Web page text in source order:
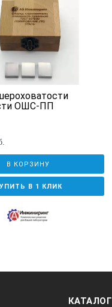
ОШС-ПП
В КОРЗИНУ
В 1 КЛИК
КАТАЛОГ